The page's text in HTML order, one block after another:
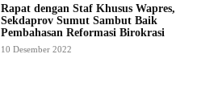
Rapat dengan Staf Khusus Wapres,
Sekdaprov Sumut Sambut Baik
Pembahasan Reformasi Birokrasi
10 Desember 2022